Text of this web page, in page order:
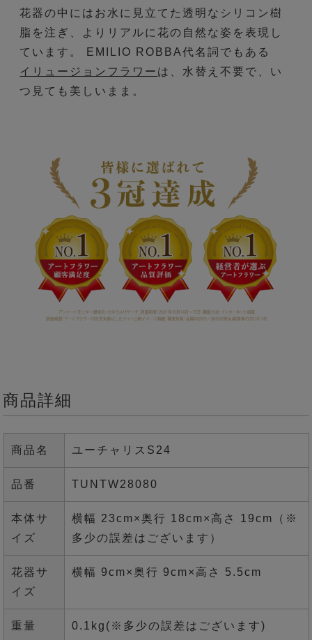
花器の中にはお水に見立てた透明なシリコン樹
脂を注ぎ、よりリアルに花の自然な姿を表現し
ています。 EMILIO ROBBA代名詞でもある
イリュージョンフラワー は、水替え不要で、い
つ見ても美しいまま。
商品詳細
商品名 ユーチャリスS24
品番 TUNTW28080
本体サ
イズ
横幅 23cm×奥行 18cm×高さ 19cm（※
多少の誤差はございます）
花器サ
イズ
横幅 9cm×奥行 9cm×高さ 5.5cm
重量 0.1kg(※多少の誤差はございます)